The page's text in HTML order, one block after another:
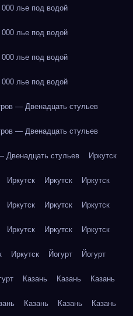
лье под водой
лье под водой
лье под водой
лье под водой
— Двенадцать стульев
— Двенадцать стульев
стульев Иркутск
Иркутск Иркутск Иркутск
Иркутск Иркутск Иркутск
Иркутск Иркутск Иркутск
Иркутск Йогурт Йогурт
Казань Казань Казань
Казань Казань Казань